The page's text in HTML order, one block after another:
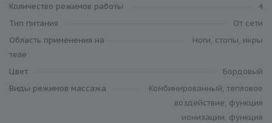
Количество режимов работы
4
Тип питания
От сети
Область применения на
теле
Ноги, стопы, икры
Цвет
Бордовый
Виды режимов массажа
Комбинированный, тепловое
воздействие, функция
ионизации, функция